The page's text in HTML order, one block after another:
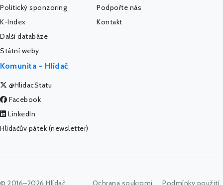
Politický sponzoring
K-Index
Další databáze
Státní weby
Podpořte nás
Kontakt
Komunita - Hlídač
@HlidacStatu
Facebook
LinkedIn
Hlídačův pátek (newsletter)
© 2016–2026 Hlídač Ochrana soukromí Podmínky použití